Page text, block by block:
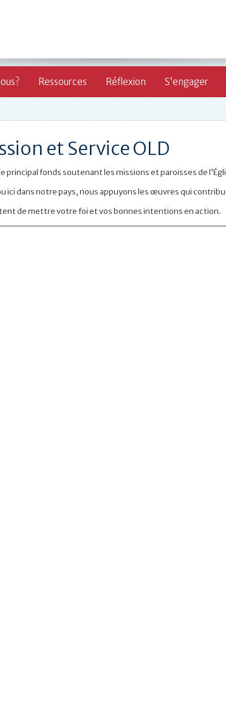
Ressources Réflexion S’engager
et Service OLD
principal fonds soutenant les missions et paroisses de
ici dans notre pays, nous appuyons les œuvres qui
de mettre votre foi et vos bonnes intentions en action.